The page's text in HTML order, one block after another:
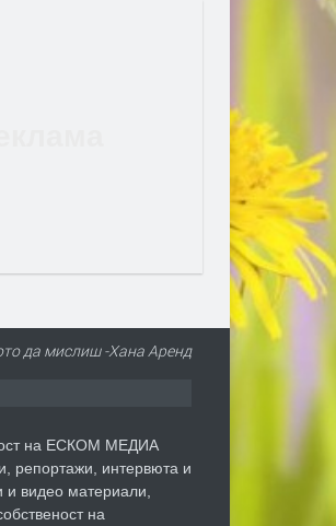
да мислиш -Хана Аренд
на ЕСКОМ МЕДИА
репортажи, интервюта и
и видео материали,
на